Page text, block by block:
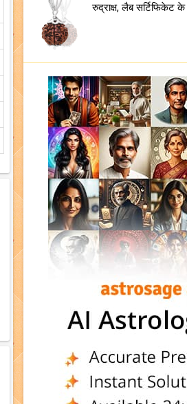
रुद्राक्ष, लैब सर्टिफिकेट